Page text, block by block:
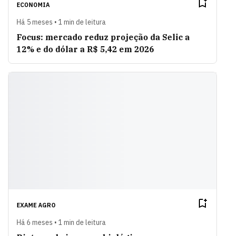
ECONOMIA
Há 5 meses • 1 min de leitura
Focus: mercado reduz projeção da Selic a
12% e do dólar a R$ 5,42 em 2026
EXAME AGRO
Há 6 meses • 1 min de leitura